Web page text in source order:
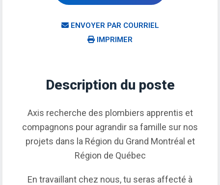
ENVOYER PAR COURRIEL
IMPRIMER
Description du poste
Axis recherche des plombiers apprentis et
compagnons pour agrandir sa famille sur nos
projets dans la Région du Grand Montréal et
Région de Québec
En travaillant chez nous, tu seras affecté à